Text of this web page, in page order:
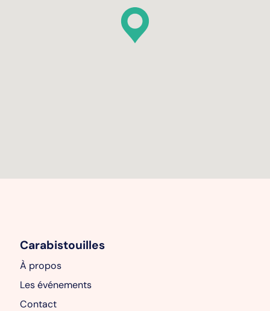
Carabistouilles
À propos
Les événements
Contact